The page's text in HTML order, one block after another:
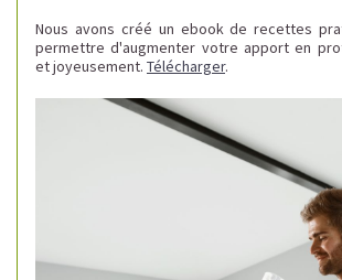
Nous avons créé un ebook de recettes
permettre d'augmenter votre apport en
et joyeusement. Télécharger.